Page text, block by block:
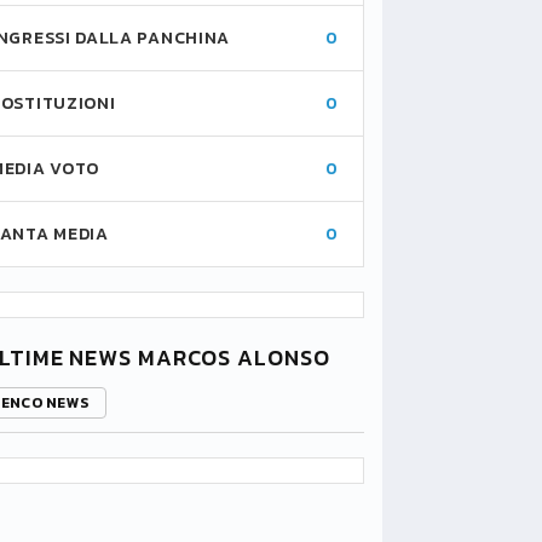
DALLA PANCHINA 0
0
VOTO 0
MEDIA 0
NEWS MARCOS ALONSO
NEWS